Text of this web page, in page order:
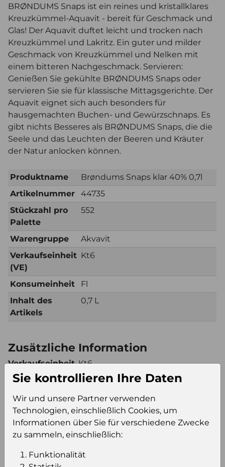
BRØNDUMS Snaps ist ein reines und kristallklares
Kreuzkümmel-Aquavit - bereit für Geschmack und
Glas! Der Aquavit duftet leicht und trocken nach
Kreuzkümmel und Lakritz. Ein guter und milder
Geschmack von Kreuzkümmel und Nelken mit
einem bitteren Nachgeschmack. Servieren:
Genießen Sie gekühlte BRØNDUMS Snaps oder
servieren Sie sie für klassische Mittagsgerichte. Der
Aquavit eignet sich auch besonders für
hausgemachten Buchen- und Gewürzschnaps. Es
gibt nichts Besseres als BRØNDUMS Snaps, die die
Seele und das Leuchten der Beeren und Kräuter
der Natur anlocken können.
Produktname
Brøndums Snaps klar 40% 0,7l
Artikelnummer
44735
Stückzahl pro
Palette
552
Warengruppe
Akvavit
Verkaufseinheit
(VE)
Kt6
Konsumeinheit
Fl
Inhalt des
Artikels
0,7 L
Zusätzliche Information
Verkaufseinheit
(VE)
Kt6
pro Palette
Konsumeinheit Fl
Stückzahl pro
552
Sie kontrollieren Ihre Daten
Wir und unsere Partner verwenden
Technologien, einschließlich Cookies, um
Informationen über Sie für verschiedene Zwecke
zu sammeln, einschließlich:
Funktionalität